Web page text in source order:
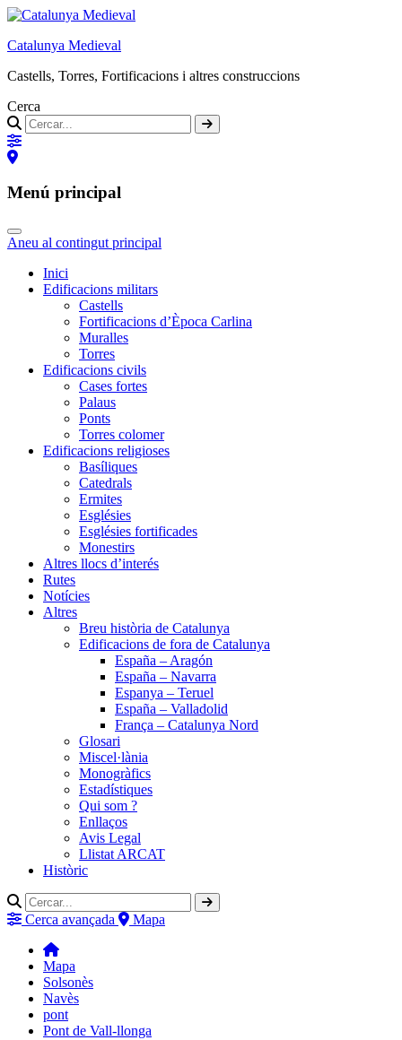
Catalunya Medieval
Castells, Torres, Fortificacions i altres construccions
Cerca
Menú principal
Aneu al contingut principal
Inici
Edificacions militars
Castells
Fortificacions d’Època Carlina
Muralles
Torres
Edificacions civils
Cases fortes
Palaus
Ponts
Torres colomer
Edificacions religioses
Basíliques
Catedrals
Ermites
Esglésies
Esglésies fortificades
Monestirs
Altres llocs d’interés
Rutes
Notícies
Altres
Breu història de Catalunya
Edificacions de fora de Catalunya
España – Aragón
España – Navarra
Espanya – Teruel
España – Valladolid
França – Catalunya Nord
Glosari
Miscel·lània
Monogràfics
Estadístiques
Qui som ?
Enllaços
Avis Legal
Llistat ARCAT
Històric
Cerca avançada Mapa
Mapa
Solsonès
Navès
pont
Pont de Vall-llonga